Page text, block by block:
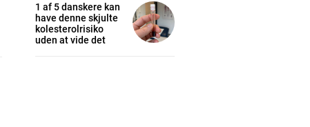
1 af 5 danskere kan
have denne skjulte
kolesterolrisiko
uden at vide det